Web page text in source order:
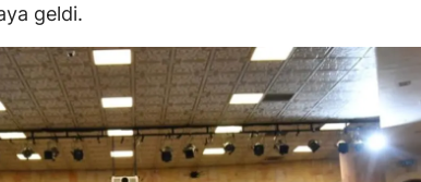
Elazığ
Erzincan
Erzurum
Eskişehir
geldi.